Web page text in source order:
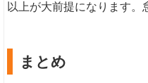
以上が大前提になります。
まとめ